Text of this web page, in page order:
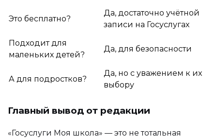
Это бесплатно?
Да, достаточно учётной
записи на Госуслугах
Подходит для
маленьких детей?
Да, для безопасности
А для подростков?
Да, но с уважением к их
выбору
Главный вывод от редакции
«Госуслуги Моя школа» — это не тотальная